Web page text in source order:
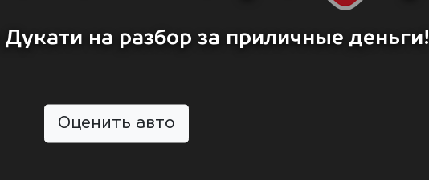
на разбор за приличные деньги!
Оценить авто